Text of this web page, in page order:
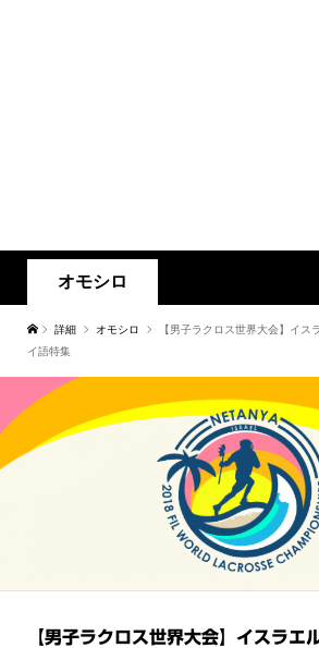
オモシロ
詳細 オモシロ
【男子ラクロス世界大会】イス
イ語特集
【男子ラクロス世界大会】イスラエ